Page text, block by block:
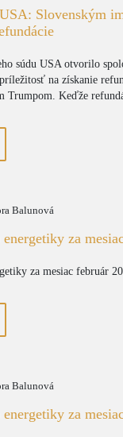
Slovenským
súdu USA otvorilo
na získanie
Trumpom. Keďže
Balunová
za
za mesiac február
Balunová
za